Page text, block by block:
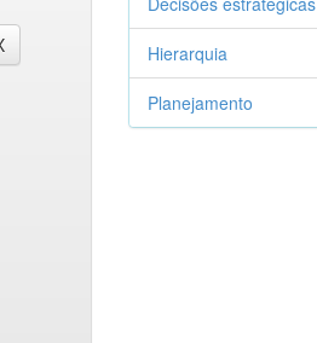
Hierarquia
Planejamento